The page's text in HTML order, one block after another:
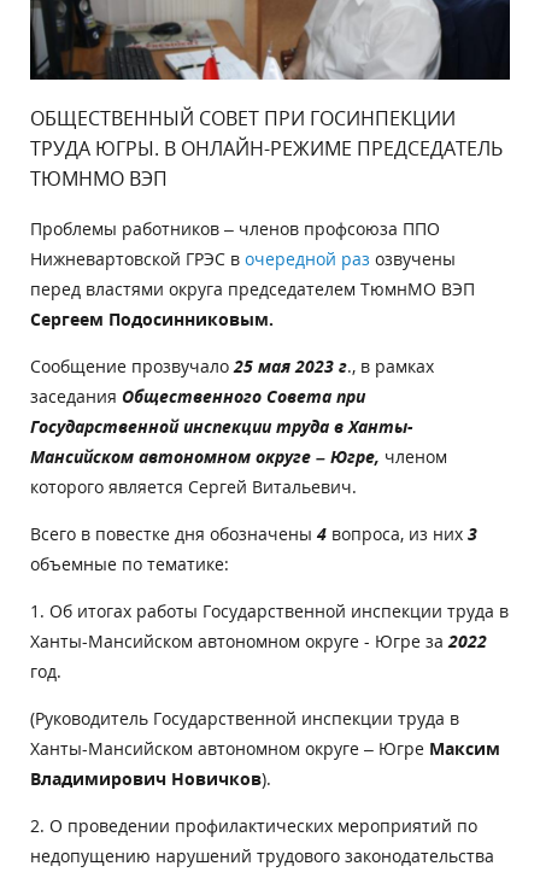
ОБЩЕСТВЕННЫЙ СОВЕТ ПРИ ГОСИНПЕКЦИИ
ТРУДА ЮГРЫ. В ОНЛАЙН-РЕЖИМЕ ПРЕДСЕДАТЕЛЬ
ТЮМНМО ВЭП
Проблемы работников – членов профсоюза ППО
Нижневартовской ГРЭС в очередной раз озвучены
перед властями округа председателем ТюмнМО ВЭП
Сергеем Подосинниковым.
Сообщение прозвучало25 мая 2023 г., в рамках
заседания Общественного Совета при
Государственной инспекции труда в Ханты-
Мансийском автономном округе – Югре, членом
которого является Сергей Витальевич.
Всего в повестке дня обозначены 4 вопроса, из них 3
объемные по тематике:
1. Об итогах работы Государственной инспекции труда в
Ханты-Мансийском автономном округе - Югре за2022
год.
(Руководитель Государственной инспекции труда в
Ханты-Мансийском автономном округе – Югре Максим
Владимирович Новичков).
2. О проведении профилактических мероприятий по
недопущению нарушений трудового законодательства